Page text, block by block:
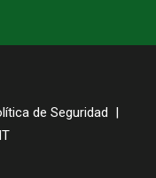
de Seguridad